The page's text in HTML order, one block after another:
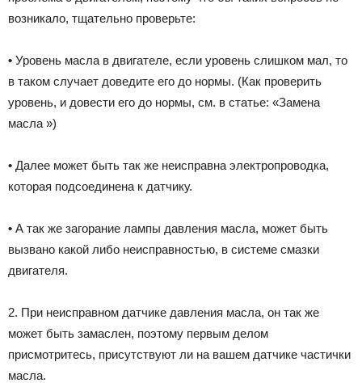
возникало, тщательно проверьте:
• Уровень масла в двигателе, если уровень слишком мал, то
в таком случает доведите его до нормы. (Как проверить
уровень, и довести его до нормы, см. в статье: «Замена
масла »)
• Далее может быть так же неисправна электропроводка,
которая подсоединена к датчику.
• А так же загорание лампы давления масла, может быть
вызвано какой либо неисправностью, в системе смазки
двигателя.
2. При неисправном датчике давления масла, он так же
может быть замаслен, поэтому первым делом
присмотритесь, присутствуют ли на вашем датчике частички
масла.